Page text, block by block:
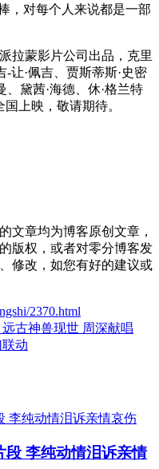
，对每个人来说都是一部
拉蒙影片公司出品，克里
-让·佩吉、贾斯蒂斯·史密
、黛茜·海德、休·格兰特
上映，敬请期待。
文章均为博客原创文章，
版权，或者对零分博客发
修改，如您有好的建议或
2370.html
远古神兽现世 周深献唱
动
段 李纯动情泪诉亲情